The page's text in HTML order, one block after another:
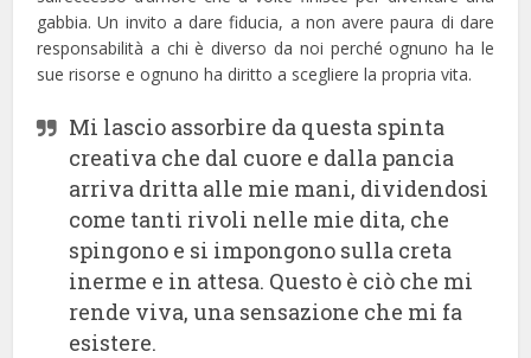
gabbia. Un invito a dare fiducia, a non avere paura di dare
responsabilità a chi è diverso da noi perché ognuno ha le
sue risorse e ognuno ha diritto a scegliere la propria vita.
Mi lascio assorbire da questa spinta
creativa che dal cuore e dalla pancia
arriva dritta alle mie mani, dividendosi
come tanti rivoli nelle mie dita, che
spingono e si impongono sulla creta
inerme e in attesa. Questo è ciò che mi
rende viva, una sensazione che mi fa
esistere.